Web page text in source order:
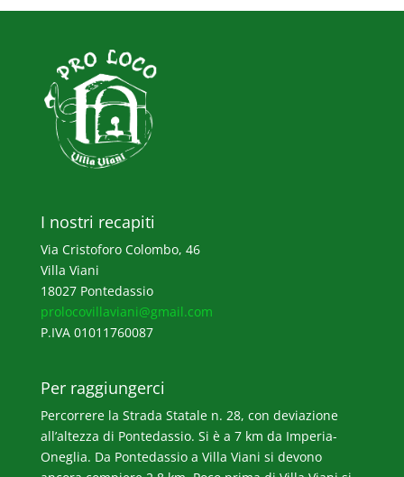
I nostri recapiti
Via Cristoforo Colombo, 46
Villa Viani
18027 Pontedassio
prolocovillaviani@gmail.com
P.IVA 01011760087
Per raggiungerci
Percorrere la Strada Statale n. 28, con deviazione
all’altezza di Pontedassio. Si è a 7 km da Imperia-
Oneglia. Da Pontedassio a Villa Viani si devono